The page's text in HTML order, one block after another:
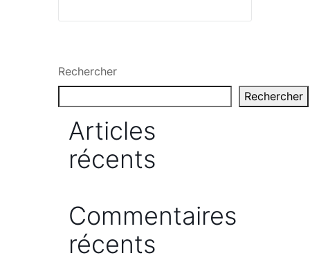
Rechercher
Rechercher
Articles
récents
Commentaires
récents